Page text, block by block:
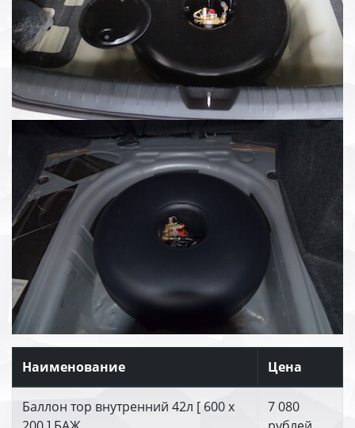
Наименование Цена
Баллон тор внутренний 42л [ 600 х
7 080